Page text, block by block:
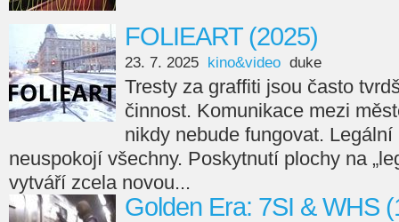
FOLIEART (2025)
23. 7. 2025 kino&video duke
Tresty za graffiti jsou často
činnost. Komunikace mezi
nikdy nebude fungovat.
neuspokojí všechny. Poskytnutí plochy na
vytváří zcela novou...
Golden Era: 7SI & WHS